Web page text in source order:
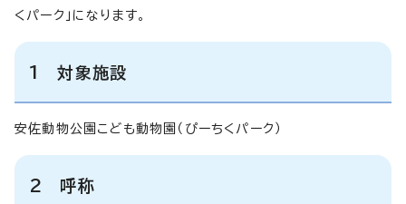
くパーク」になります。
1 対象施設
安佐動物公園こども動物園（ぴーちくパーク）
2 呼称